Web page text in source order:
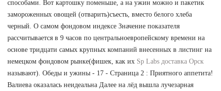
способами. Вот картошку поменьше, а на ужин можно и пакетик
замороженных овощей (отварить)съесть, вместо белого хлеба
черный. О самом фондовом индексе Значение показателя
рассчитывается в 9 часов по центральноевропейскому времени на
основе тридцати самых крупных компаний внесенных в листинг на
немецком фондовом рынке(фишек, как их Sp Labs доставка Орск
называют). Обеды и ужины - 17 - Страница 2 : Приятного аппетита!
Валиева оказалась неидеальна Далее на лёд вышла лучезарная